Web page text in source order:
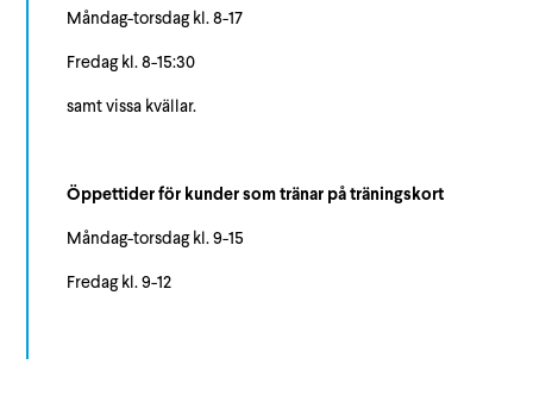
Måndag-torsdag kl. 8-17
Fredag kl. 8-15:30
samt vissa kvällar.
Öppettider för kunder som tränar på träningskort
Måndag-torsdag kl. 9-15
Fredag kl. 9-12